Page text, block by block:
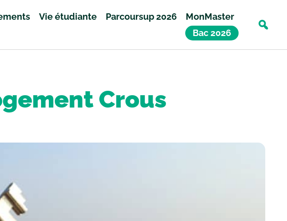
Vie étudiante Parcoursup 2026
MonMaster
Bac 2026
Crous